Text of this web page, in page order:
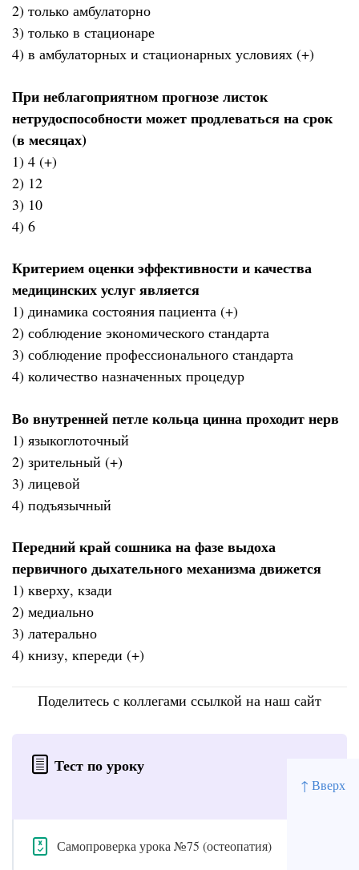
↑ Вверх
2) только амбулаторно
3) только в стационаре
4) в амбулаторных и стационарных условиях (+)
При неблагоприятном прогнозе листок
нетрудоспособности может продлеваться на срок
(в месяцах)
1) 4 (+)
2) 12
3) 10
4) 6
Критерием оценки эффективности и качества
медицинских услуг является
1) динамика состояния пациента (+)
2) соблюдение экономического стандарта
3) соблюдение профессионального стандарта
4) количество назначенных процедур
Во внутренней петле кольца цинна проходит нерв
1) языкоглоточный
2) зрительный (+)
3) лицевой
4) подъязычный
Передний край сошника на фазе выдоха
первичного дыхательного механизма движется
1) кверху, кзади
2) медиально
3) латерально
4) книзу, кпереди (+)
Поделитесь с коллегами ссылкой на наш сайт
Тест по уроку
Самопроверка урока №75 (остеопатия)